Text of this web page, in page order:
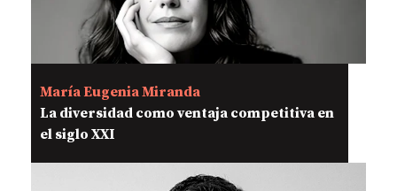
María Eugenia Miranda
La diversidad como ventaja competitiva en
el siglo XXI